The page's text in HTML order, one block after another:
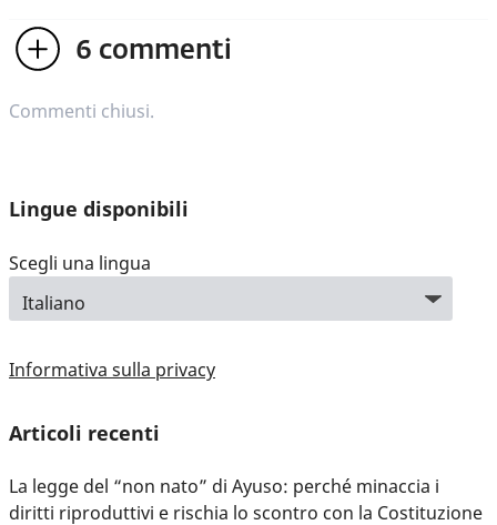
6 commenti
Commenti chiusi.
Lingue disponibili
Scegli una lingua
Informativa sulla privacy
Articoli recenti
La legge del “non nato” di Ayuso: perché minaccia i
diritti riproduttivi e rischia lo scontro con la Costituzione